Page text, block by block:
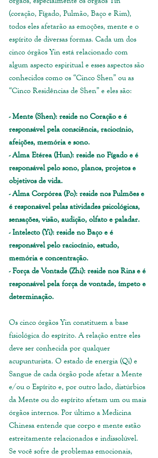
(coração, Fígado, Pulmão, Baço e Rim),
todos eles afetarão as emoções, mente e o
espírito de diversas formas. Cada um dos
cinco órgãos Yin está relacionado com
algum aspecto espiritual e esses aspectos são
conhecidos como os “Cinco Shen” ou as
“Cinco Residências de Shen” e eles são:
- Mente (Shen): reside no Coração e é
responsável pela consciência, raciocínio,
afeições, memória e sono.
- Alma Etérea (Hun): reside no Fígado e é
responsável pelo sono, planos, projetos e
objetivos de vida.
- Alma Corpórea (Po): reside nos Pulmões e
é responsável pelas atividades psicológicas,
sensações, visão, audição, olfato e paladar.
- Intelecto (Yi): reside no Baço e é
responsável pelo raciocínio, estudo,
memória e concentração.
- Força de Vontade (Zhi): reside nos Rins e é
responsável pela força de vontade, ímpeto e
determinação.
Os cinco órgãos Yin constituem a base
fisiológica do espírito. A relação entre eles
deve ser conhecida por qualquer
acupunturista. O estado de energia (Qi) e
Sangue de cada órgão pode afetar a Mente
e/ou o Espírito e, por outro lado, distúrbios
da Mente ou do espírito afetam um ou mais
órgãos internos. Por último a Medicina
Chinesa entende que corpo e mente estão
estreitamente relacionados e indissolúvel.
Se você sofre de problemas emocionais,